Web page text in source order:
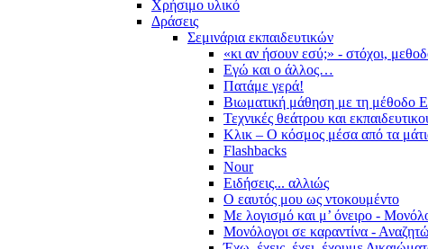
Χρήσιμο υλικό
Δράσεις
Σεμινάρια εκπαιδευτικών
«κι αν ήσουν εσύ;» - στόχοι,
Εγώ και ο άλλος…
Πατάμε γερά!
Βιωματική μάθηση με τη μέθοδο
Τεχνικές θεάτρου και
Κλικ – Ο κόσμος μέσα από τα
Flashbacks
Nour
Ειδήσεις... αλλιώς
Ο εαυτός μου ως ντοκουμέντο
Με λογισμό και μ’ όνειρο -
Μονόλογοι σε καραντίνα -